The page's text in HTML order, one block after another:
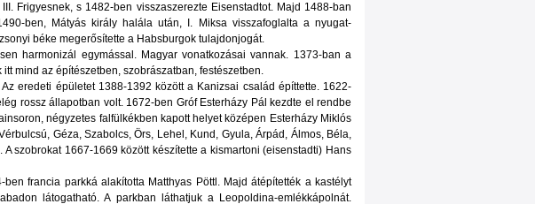
Frigyesnek, s 1482-ben visszaszerezte Eisenstadtot. Majd 1488-ban
ben, Mátyás király halála után, I. Miksa visszafoglalta a nyugat-
béke megerősítette a Habsburgok tulajdonjogát.
harmonizál egymással. Magyar vonatkozásai vannak. 1373-ban a
mind az építészetben, szobrászatban, festészetben.
eredeti épületet 1388-1392 között a Kanizsai család építtette. 1622-
rossz állapotban volt. 1672-ben Gróf Esterházy Pál kezdte el rendbe
négyzetes falfülkékben kapott helyet középen Esterházy Miklós
Géza, Szabolcs, Örs, Lehel, Kund, Gyula, Árpád, Álmos, Béla,
szobrokat 1667-1669 között készítette a kismartoni (eisenstadti) Hans
francia parkká alakította Matthyas Pöttl. Majd átépítették a kastélyt
látogatható. A parkban láthatjuk a Leopoldina-emlékkápolnát.